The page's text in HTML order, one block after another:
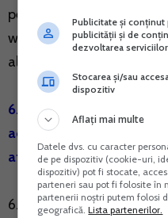
pentru Digitalizarea
www.ghiseul.ro, prin
al cardurilor de credit.
6. Facilitati fiscale
acordate si serviciile
afectate de conflictul
6.1 Prin derogare de la
Publicitate și
publicității și de
dezvoltarea serviciilor
Stocarea și/sau
dispozitiv
Aflați mai multe
Datele dvs. cu caracter
de pe dispozitiv (cookie-uri,
dispozitiv) pot fi stocate,
parteneri sau pot fi folosite în
partenerii noștri putem folosi
geografică.Lista partenerilor.